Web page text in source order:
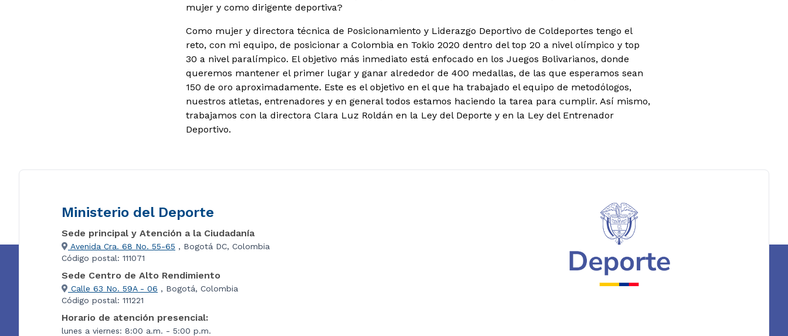
mujer y como dirigente deportiva?
Como mujer y directora técnica de Posicionamiento y Liderazgo Deportivo de Coldeportes tengo el
reto, con mi equipo, de posicionar a Colombia en Tokio 2020 dentro del top 20 a nivel olímpico y top
30 a nivel paralímpico. El objetivo más inmediato está enfocado en los Juegos Bolivarianos, donde
queremos mantener el primer lugar y ganar alrededor de 400 medallas, de las que esperamos sean
150 de oro aproximadamente. Este es el objetivo en el que ha trabajado el equipo de metodólogos,
nuestros atletas, entrenadores y en general todos estamos haciendo la tarea para cumplir. Así mismo,
trabajamos con la directora Clara Luz Roldán en la Ley del Deporte y en la Ley del Entrenador
Deportivo.
Ministerio del Deporte
Sede principal y Atención a la Ciudadanía
Avenida Cra. 68 No. 55-65 , Bogotá DC, Colombia
Código postal: 111071
Sede Centro de Alto Rendimiento
Calle 63 No. 59A - 06 , Bogotá, Colombia
Código postal: 111221
Horario de atención presencial:
lunes a viernes: 8:00 a.m. - 5:00 p.m.